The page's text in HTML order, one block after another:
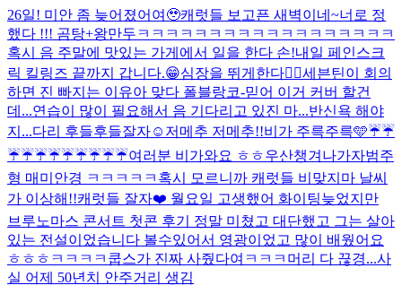
26일! 미안 좀 늦어졌어여🥹캐럿들 보고픈 새벽이네~너로 정
했다 !!! 곰탕+왕만두 ㅋㅋㅋㅋㅋㅋㅋㅋㅋㅋㅋㅋㅋㅋㅋㅋㅋㅋ
혹시 음 주말에 맛있는 가게에서 일을 한다 손!내일 페인스크
릭 킬링즈 끝까지 갑니다.😁심장을 뛰게한다❤️‍🔥세븐틴이 회의
하면 진 빠지는 이유아 맞다 폴블랑코-믿어 이거 커버 할건
데...연습이 많이 필요해서 음 기다리고 있진 마...반신욕 해야
지...다리 후들후들잘자☺️ 저메추 저메추!!비가 주륵주륵🩵☔️☔️
☔️☔️☔️☔️☔️☔️☔️☔️☔️여러분 비가와요 ㅎㅎ우산챙겨나가자범주
형 매미안경 ㅋㅋㅋㅋㅋ 혹시 모르니까 캐럿들 비맞지마 날씨
가 이상해!!캐럿들 잘자❤️ 월요일 고생했어 화이팅늦었지만
브루노마스 콘서트 첫콘 후기 정말 미쳤고 대단했고 그는 살아
있는 전설이었습니다 볼수있어서 영광이었고 많이 배웠어요
ㅎㅎㅎ ㅋㅋㅋㅋ쿱스가 진짜 사줬다여ㅋㅋㅋ 머리 다 끊경...사
실 어제 50년치 안주거리 생김